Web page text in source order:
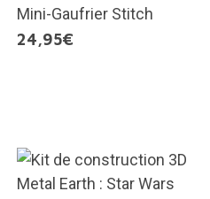
Mini-Gaufrier Stitch
24,95€